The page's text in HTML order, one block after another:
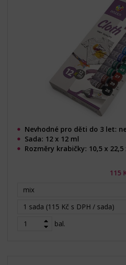
Nevhodné pro děti do 3 let:
Sada: 12 x 12 ml
Rozměry krabičky: 10,5 x 22,5
115
mix
1 sada (115 Kč s DPH / sada)
bal.